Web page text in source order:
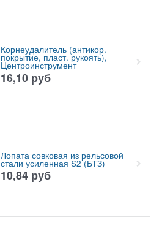
Корнеудалитель (антикор.
покрытие, пласт. рукоять),
Центроинструмент
16,10 руб
Лопата совковая из рельсовой
стали усиленная S2 (БТЗ)
10,84 руб